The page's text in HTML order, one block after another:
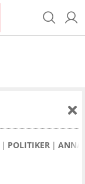
POLITIKER